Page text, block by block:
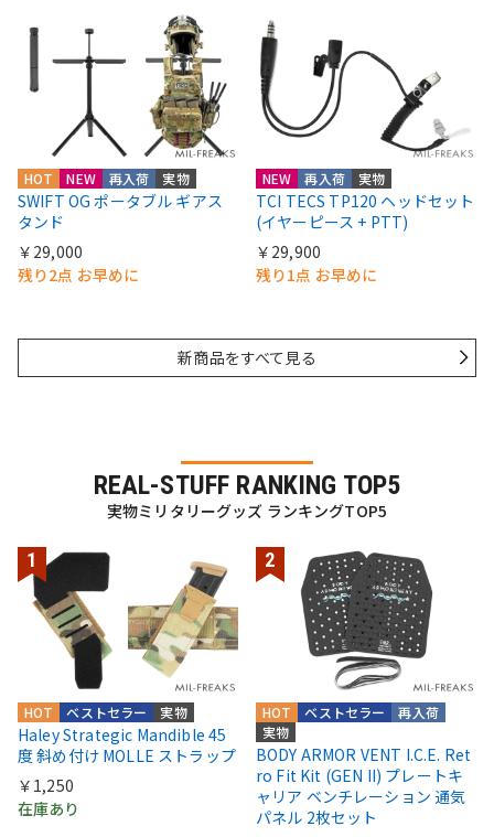
HOT NEW 再入荷 実物
SWIFT OG ポータブル ギアス
タンド
￥29,000
残り2点 お早めに
NEW 再入荷 実物
TCI TECS TP120 ヘッドセット
(イヤーピース + PTT)
￥29,900
残り1点 お早めに
新商品をすべて見る
REAL-STUFF RANKING TOP5
実物ミリタリーグッズ ランキングTOP5
実物
ベストセラー
HOT
Haley Strategic Mandible 45
度 斜め付け MOLLE ストラップ
￥1,250
在庫あり
実物
再入荷
ベストセラー
HOT
BODY ARMOR VENT I.C.E. Ret
ro Fit Kit (GEN II) プレートキ
ャリア ベンチレーション 通気
パネル 2枚セット